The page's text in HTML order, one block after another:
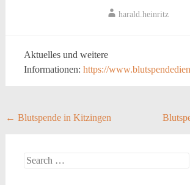
harald.heinritz
Aktuelles und weitere
Informationen: https://
Post
← Blutspende in Kitzingen
Search